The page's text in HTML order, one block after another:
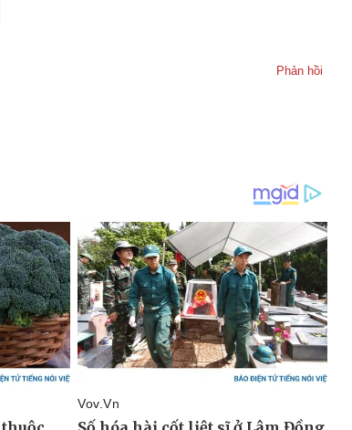
Phản hồi